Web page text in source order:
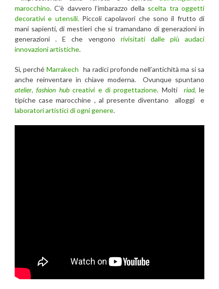
marocchino. C’è davvero l’imbarazzo della scelta tra oggetti
decorativi e utensili.Piccoli capolavori che sono il frutto di
mani sapienti, di mestieri che si tramandano di generazioni in
generazioni . E che vengono rivisitati dalle più audaci
innovazioni artistiche.
Sì, perché Marrakech ha radici profonde nell’antichità ma si sa
anche reinventare in chiave moderna. Ovunque spuntano
atelier,fashion hubcreativi e di progettazione. Molti riad, le
tipiche case marocchine , al presente diventano
alloggi e
laboratori artistici di ogni genere.